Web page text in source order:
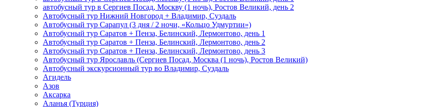
автобусный тур в Сергиев Посад, Москву (1 ночь), Ростов Великий, день 2
Автобусный тур Нижний Новгород + Владимир, Суздаль
Автобусный тур Сарапул (3 дня / 2 ночи, «Кольцо Удмуртии»)
Автобусный тур Саратов + Пенза, Белинский, Лермонтово, день 1
Автобусный тур Саратов + Пенза, Белинский, Лермонтово, день 2
Автобусный тур Саратов + Пенза, Белинский, Лермонтово, день 3
Автобусный тур Ярославль (Сергиев Посад, Москва (1 ночь), Ростов Великий)
Автобусный экскурсионный тур во Владимир, Суздаль
Агидель
Азов
Аксарка
Аланья (Турция)